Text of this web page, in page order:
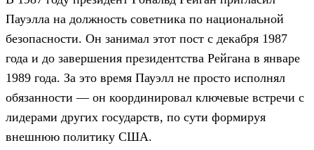
Пауэлла на должность советника по национальной
безопасности. Он занимал этот пост с декабря 1987
года и до завершения президентства Рейгана в январе
1989 года. За это время Пауэлл не просто исполнял
обязанности — он координировал ключевые встречи с
лидерами других государств, по сути формируя
внешнюю политику США.